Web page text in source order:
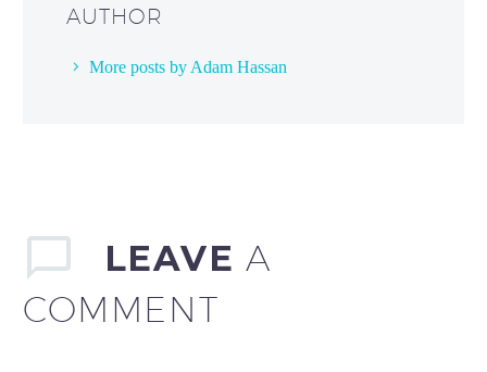
AUTHOR
More posts by Adam Hassan
LEAVEA
COMMENT